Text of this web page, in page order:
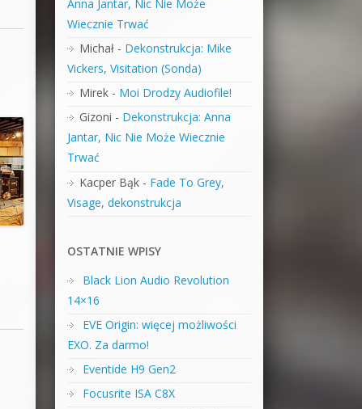
Anna Jantar, Nic Nie Może
Wiecznie Trwać
Michał- Dekonstrukcja: Mike
Vickers, Visitation (Sonda)
Mirek- Moi Drodzy Audiofile!
Gizoni - Dekonstrukcja: Anna
Jantar, Nic Nie Może Wiecznie
Trwać
Kacper Bąk- Fade To Grey,
Visage, dekonstrukcja
OSTATNIE WPISY
Black Lion Audio Revolution
14×16
EVE Origin: więcej możliwości
EXO. Za darmo!
Eventide H9 Gen2
Focusrite ISA C8X